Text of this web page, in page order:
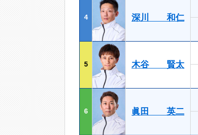
4 深川 和仁
5 木谷 賢太
6 眞田 英二